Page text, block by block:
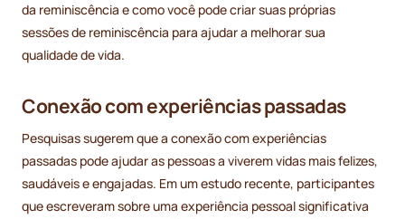
da reminiscência e como você pode criar suas próprias
sessões de reminiscência para ajudar a melhorar sua
qualidade de vida.
Conexão com experiências passadas
Pesquisas sugerem que a conexão com experiências
passadas pode ajudar as pessoas a viverem vidas mais felizes,
saudáveis e engajadas. Em um estudo recente, participantes
que escreveram sobre uma experiência pessoal significativa